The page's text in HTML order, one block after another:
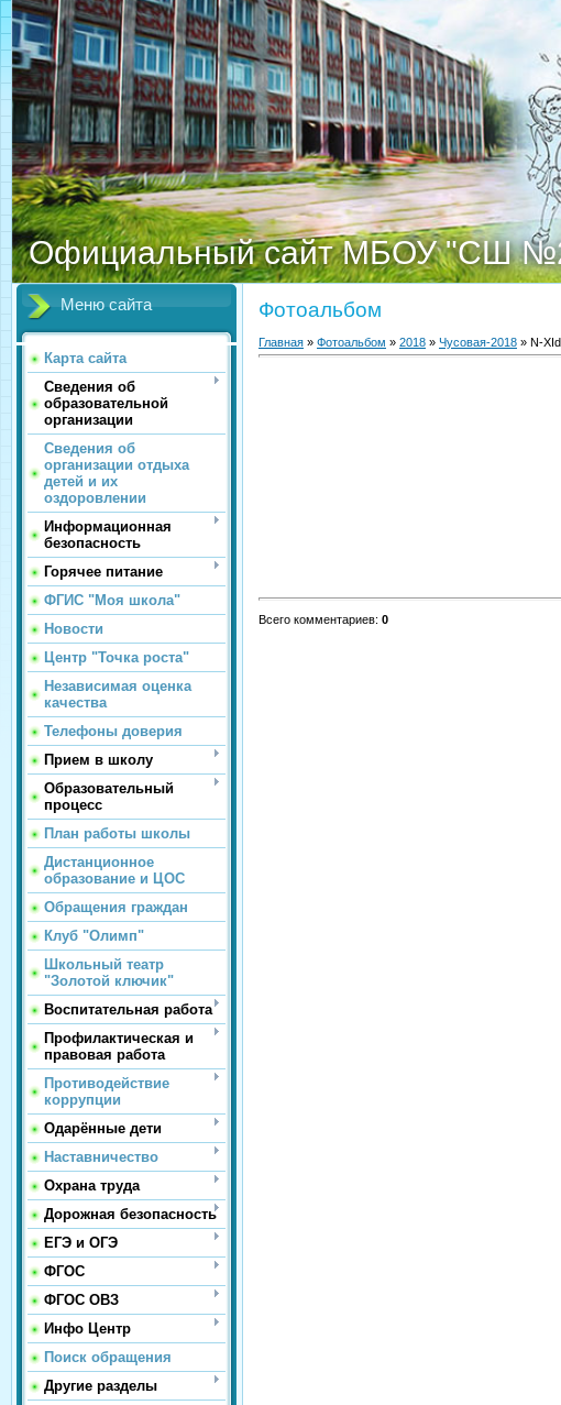
Официальный сайт МБОУ "СШ
Меню сайта
Карта сайта
Сведения об
образовательной
организации
Сведения об
организации отдыха
детей и их
оздоровлении
Информационная
безопасность
Горячее питание
ФГИС "Моя школа"
Новости
Центр "Точка роста"
Независимая оценка
качества
Телефоны доверия
Прием в школу
Образовательный
процесс
План работы школы
Дистанционное
образование и ЦОС
Обращения граждан
Клуб "Олимп"
Школьный театр
"Золотой ключик"
Воспитательная работа
Профилактическая и
правовая работа
Противодействие
коррупции
Одарённые дети
Наставничество
Охрана труда
Дорожная безопасность
ЕГЭ и ОГЭ
ФГОС
ФГОС ОВЗ
Инфо Центр
Поиск обращения
Другие разделы
Фотоальбом
Главная » Фотоальбом » 2018 » Чусовая-2018 » N-
Всего комментариев: 0